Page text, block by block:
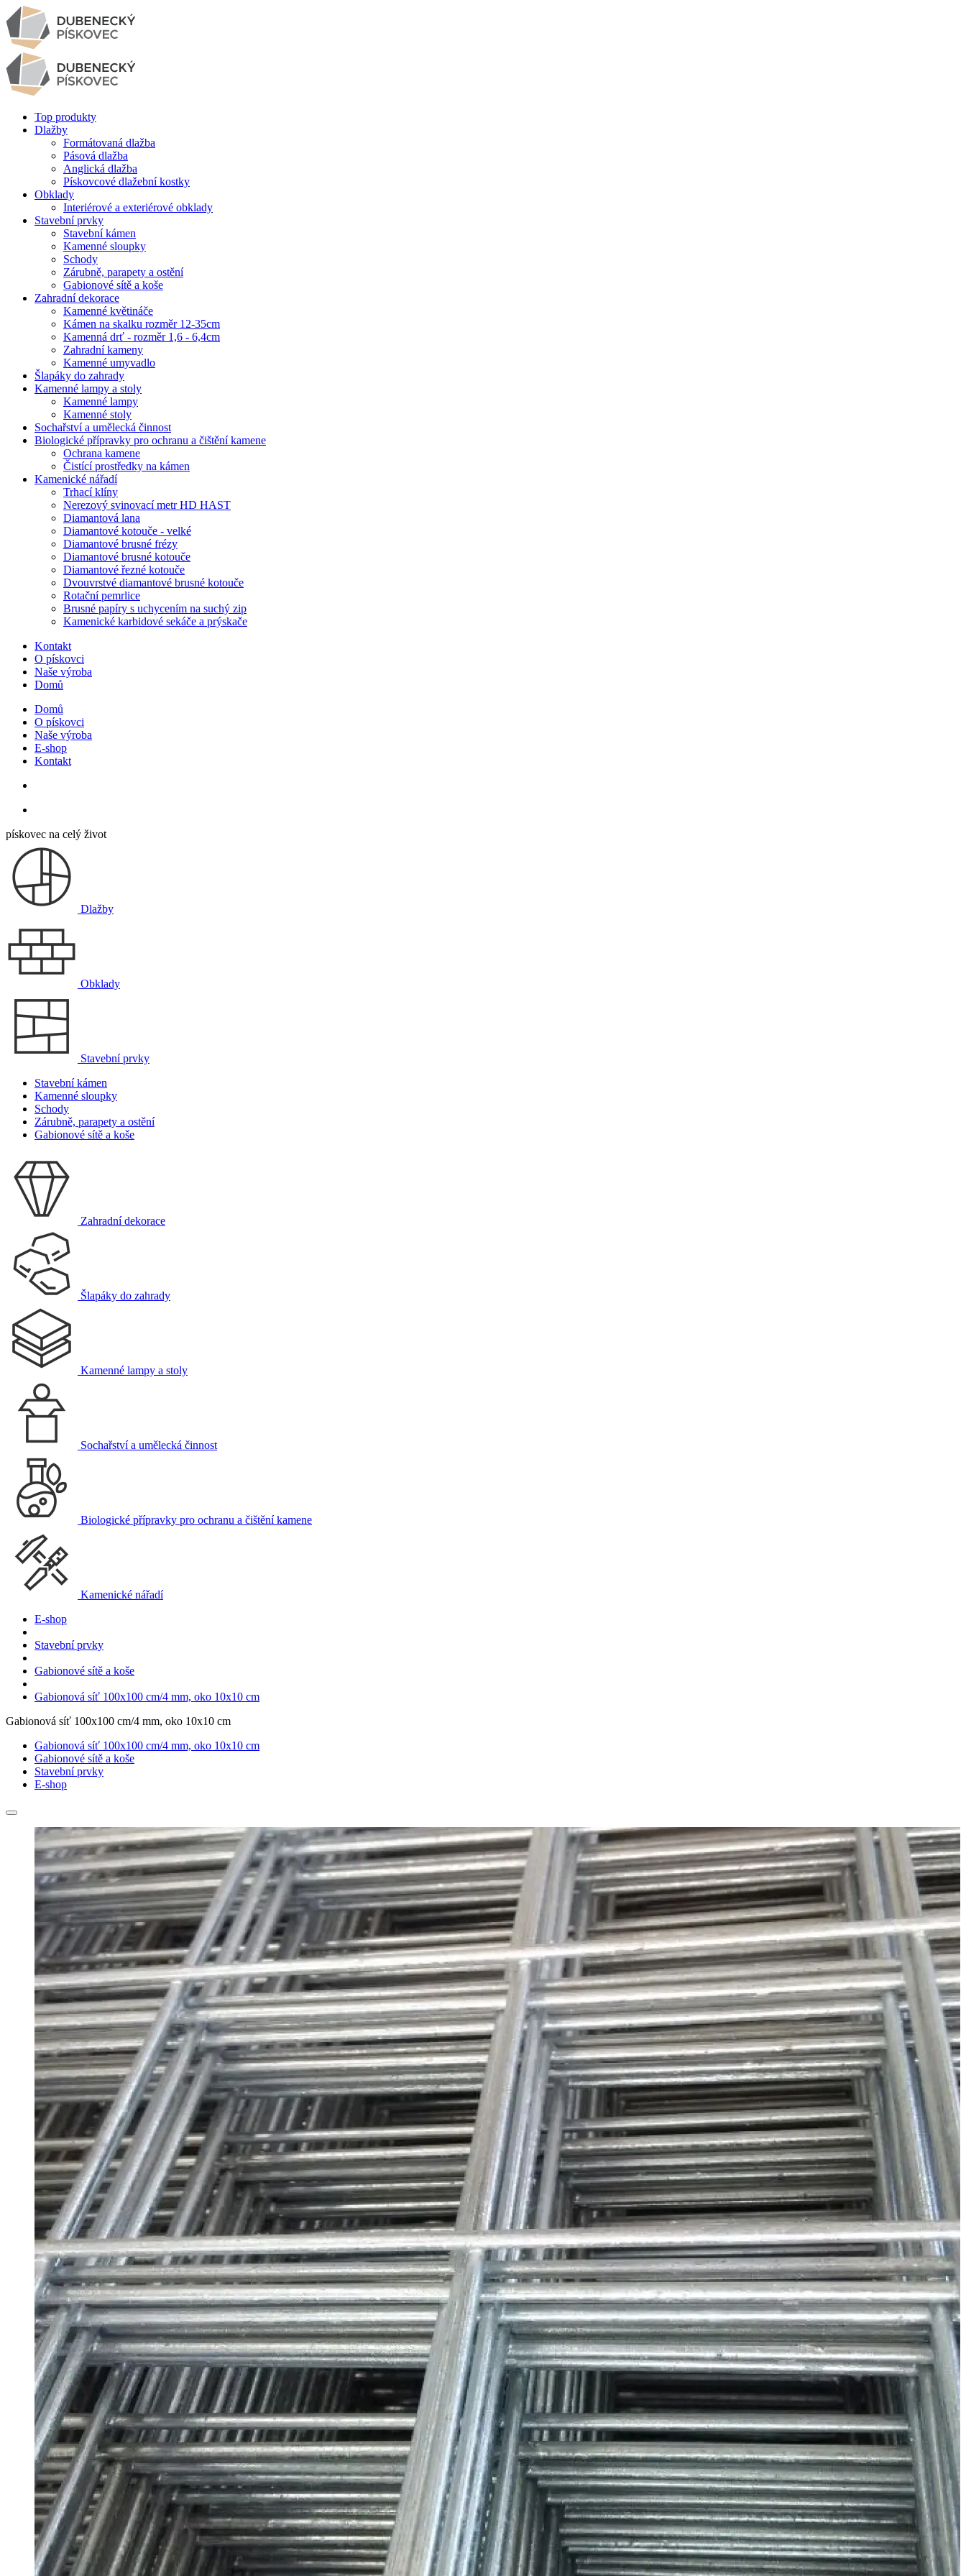
Top produkty
Dlažby
Formátovaná dlažba
Pásová dlažba
Anglická dlažba
Pískovcové dlažební kostky
Obklady
Interiérové a exteriérové obklady
Stavební prvky
Stavební kámen
Kamenné sloupky
Schody
Zárubně, parapety a ostění
Gabionové sítě a koše
Zahradní dekorace
Kamenné květináče
Kámen na skalku rozměr 12-35cm
Kamenná drť - rozměr 1,6 - 6,4cm
Zahradní kameny
Kamenné umyvadlo
Šlapáky do zahrady
Kamenné lampy a stoly
Kamenné lampy
Kamenné stoly
Sochařství a umělecká činnost
Biologické přípravky pro ochranu a čištění kamene
Ochrana kamene
Čistící prostředky na kámen
Kamenické nářadí
Trhací klíny
Nerezový svinovací metr HD HAST
Diamantová lana
Diamantové kotouče - velké
Diamantové brusné frézy
Diamantové brusné kotouče
Diamantové řezné kotouče
Dvouvrstvé diamantové brusné kotouče
Rotační pemrlice
Brusné papíry s uchycením na suchý zip
Kamenické karbidové sekáče a prýskače
Kontakt
O pískovci
Naše výroba
Domů
Domů
O pískovci
Naše výroba
E-shop
Kontakt
pískovec na celý život
Dlažby
Obklady
Stavební prvky
Stavební kámen
Kamenné sloupky
Schody
Zárubně, parapety a ostění
Gabionové sítě a koše
Zahradní dekorace
Šlapáky do zahrady
Kamenné lampy a stoly
Sochařství a umělecká činnost
Biologické přípravky pro ochranu a čištění kamene
Kamenické nářadí
E-shop
Stavební prvky
Gabionové sítě a koše
Gabionová síť 100x100 cm/4 mm, oko 10x10 cm
Gabionová síť 100x100 cm/4 mm, oko 10x10 cm
Gabionová síť 100x100 cm/4 mm, oko 10x10 cm
Gabionové sítě a koše
Stavební prvky
E-shop